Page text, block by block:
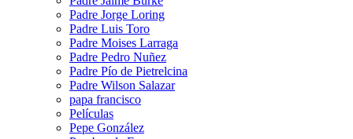
Padre Jorge Loring
Padre Luis Toro
Padre Moises Larraga
Padre Pedro Nuñez
Padre Pío de Pietrelcina
Padre Wilson Salazar
papa francisco
Películas
Pepe González